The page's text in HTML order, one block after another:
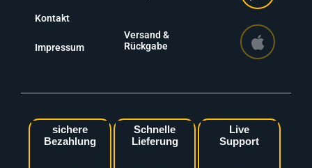
Kontakt
Impressum
Versand &
Rückgabe
sichere
Bezahlung
Schnelle
Lieferung
Live
Support